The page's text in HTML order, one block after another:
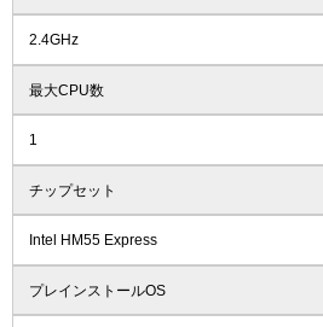
2.4GHz
最大CPU数
1
チップセット
Intel HM55 Express
プレインストールOS